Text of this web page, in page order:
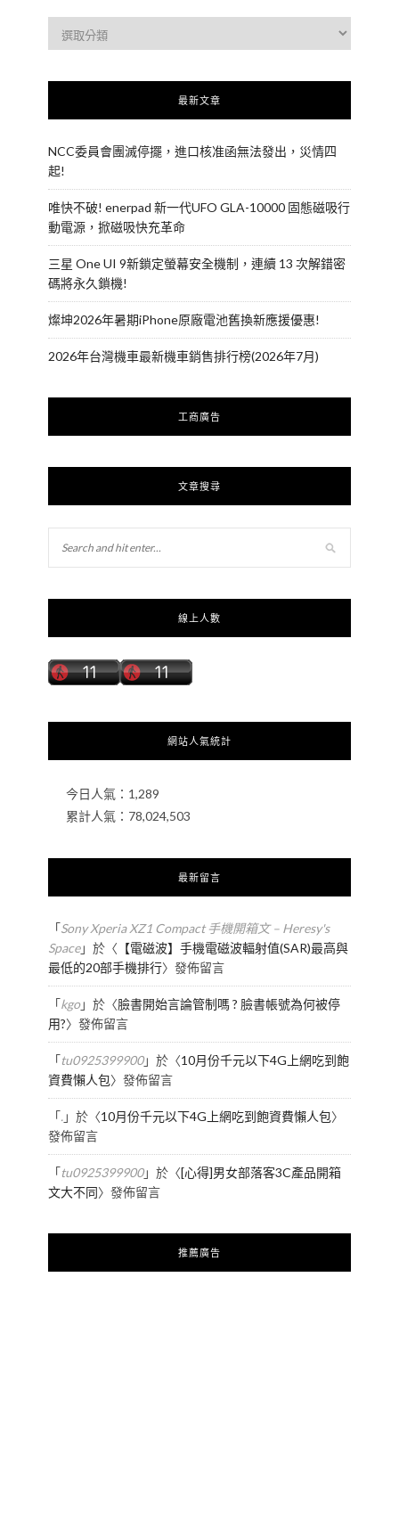
最新文章
NCC委員會團滅停擺，進口核准函無法發出，災情四
起!
唯快不破! enerpad 新一代UFO GLA-10000 固態磁吸行
動電源，掀磁吸快充革命
三星 One UI 9新鎖定螢幕安全機制，連續 13 次解錯密
碼將永久鎖機!
燦坤2026年暑期iPhone原廠電池舊換新應援優惠!
2026年台灣機車最新機車銷售排行榜(2026年7月)
工商廣告
文章搜尋
線上人數
網站人氣統計
今日人氣： 1,289
累計人氣： 78,024,503
最新留言
「Sony Xperia XZ1 Compact 手機開箱文 – Heresy's
Space」於〈 【電磁波】手機電磁波輻射值(SAR)最高與
最低的20部手機排行〉發佈留言
「kgo」於〈臉書開始言論管制嗎 ? 臉書帳號為何被停
用?〉發佈留言
「tu0925399900」於〈10月份千元以下4G上網吃到飽
資費懶人包〉發佈留言
「.」於〈10月份千元以下4G上網吃到飽資費懶人包〉
發佈留言
「tu0925399900」於〈[心得]男女部落客3C產品開箱
文大不同〉發佈留言
推薦廣告